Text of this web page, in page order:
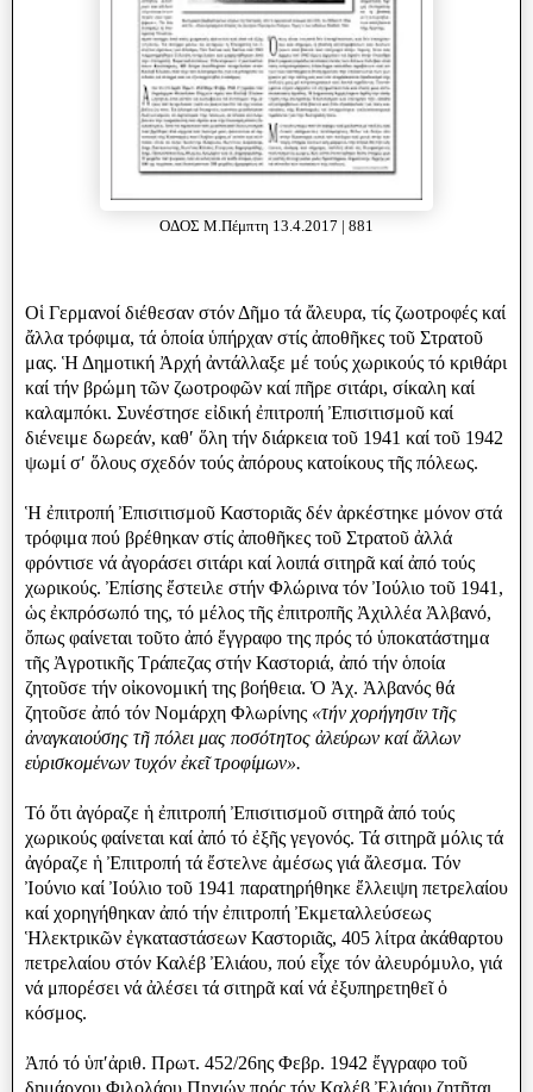
ΟΔΟΣ Μ.Πέμπτη 13.4.2017 | 881
Οἱ Γερμανοί διέθεσαν στόν Δῆμο τά ἄλευρα, τίς ζωοτροφές καί
ἄλλα τρόφιμα, τά ὁποία ὑπήρχαν στίς ἀποθῆκες τοῦ Στρατοῦ
μας. Ἡ Δημοτική Ἀρχή ἀντάλλαξε μέ τούς χωρικούς τό κριθάρι
καί τήν βρώμη τῶν ζωοτροφῶν καί πῆρε σιτάρι, σίκαλη καί
καλαμπόκι. Συνέστησε εἰδική ἐπιτροπή Ἐπισιτισμοῦ καί
διένειμε δωρεάν, καθʹ ὅλη τήν διάρκεια τοῦ 1941 καί τοῦ 1942
ψωμί σʹ ὅλους σχεδόν τούς ἀπόρους κατοίκους τῆς πόλεως.
Ἡ ἐπιτροπή Ἐπισιτισμοῦ Καστοριᾶς δέν ἀρκέστηκε μόνον στά
τρόφιμα πού βρέθηκαν στίς ἀποθῆκες τοῦ Στρατοῦ ἀλλά
φρόντισε νά ἀγοράσει σιτάρι καί λοιπά σιτηρᾶ καί ἀπό τούς
χωρικούς. Ἐπίσης ἔστειλε στήν Φλώρινα τόν Ἰούλιο τοῦ 1941,
ὡς ἐκπρόσωπό της, τό μέλος τῆς ἐπιτροπῆς Ἀχιλλέα Ἀλβανό,
ὄπως φαίνεται τοῦτο ἀπό ἔγγραφο της πρός τό ὑποκατάστημα
τῆς Ἀγροτικῆς Τράπεζας στήν Καστοριά, ἀπό τήν ὁποία
ζητοῦσε τήν οἰκονομική της βοήθεια. Ὁ Ἀχ. Ἀλβανός θά
ζητοῦσε ἀπό τόν Νομάρχη Φλωρίνης «τήν χορήγησιν τῆς
ἀναγκαιούσης τῆ πόλει μας ποσότητος ἀλεύρων καί ἄλλων
εὑρισκομένων τυχόν ἐκεῖ τροφίμων».
Τό ὅτι ἀγόραζε ἡ ἐπιτροπή Ἐπισιτισμοῦ σιτηρᾶ ἀπό τούς
χωρικούς φαίνεται καί ἀπό τό ἐξῆς γεγονός. Τά σιτηρᾶ μόλις τά
ἀγόραζε ἡ Ἐπιτροπή τά ἔστελνε ἀμέσως γιά ἄλεσμα. Τόν
Ἰούνιο καί Ἰούλιο τοῦ 1941 παρατηρήθηκε ἔλλειψη πετρελαίου
καί χορηγήθηκαν ἀπό τήν ἐπιτροπή Ἐκμεταλλεύσεως
Ἡλεκτρικῶν ἐγκαταστάσεων Καστοριᾶς, 405 λίτρα ἀκάθαρτου
πετρελαίου στόν Καλέβ Ἐλιάου, πού εἷχε τόν ἀλευρόμυλο, γιά
νά μπορέσει νά ἀλέσει τά σιτηρᾶ καί νά ἐξυπηρετηθεῖ ὁ
κόσμος.
Ἀπό τό ὑπʹἀριθ. Πρωτ. 452/26ης Φεβρ. 1942 ἔγγραφο τοῦ
δημάρχου Φιλολάου Πηχιών πρός τόν Καλέβ Ἐλιάου ζητῆται